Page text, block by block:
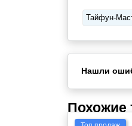
Тайфун-
Нашли
Похожие